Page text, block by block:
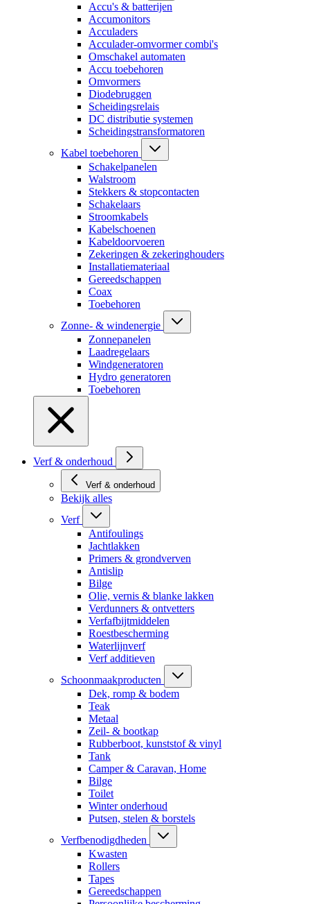
Accu's & batterijen
Accumonitors
Acculaders
Acculader-omvormer combi's
Omschakel automaten
Accu toebehoren
Omvormers
Diodebruggen
Scheidingsrelais
DC distributie systemen
Scheidingstransformatoren
Kabel toebehoren
Schakelpanelen
Walstroom
Stekkers & stopcontacten
Schakelaars
Stroomkabels
Kabelschoenen
Kabeldoorvoeren
Zekeringen & zekeringhouders
Installatiemateriaal
Gereedschappen
Coax
Toebehoren
Zonne- & windenergie
Zonnepanelen
Laadregelaars
Windgeneratoren
Hydro generatoren
Toebehoren
Verf & onderhoud
Verf & onderhoud
Bekijk alles
Verf
Antifoulings
Jachtlakken
Primers & grondverven
Antislip
Bilge
Olie, vernis & blanke lakken
Verdunners & ontvetters
Verfafbijtmiddelen
Roestbescherming
Waterlijnverf
Verf additieven
Schoonmaakproducten
Dek, romp & bodem
Teak
Metaal
Zeil- & bootkap
Rubberboot, kunststof & vinyl
Tank
Camper & Caravan, Home
Bilge
Toilet
Winter onderhoud
Putsen, stelen & borstels
Verfbenodigdheden
Kwasten
Rollers
Tapes
Gereedschappen